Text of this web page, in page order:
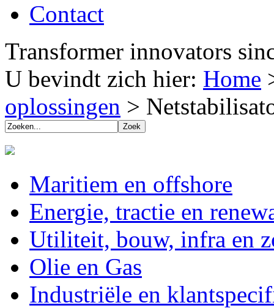
Contact
Transformer innovators
U bevindt zich hier: Home
oplossingen >
Maritiem en offshore
Energie, tractie en
Utiliteit, bouw, infra en
Olie en Gas
Industriële en